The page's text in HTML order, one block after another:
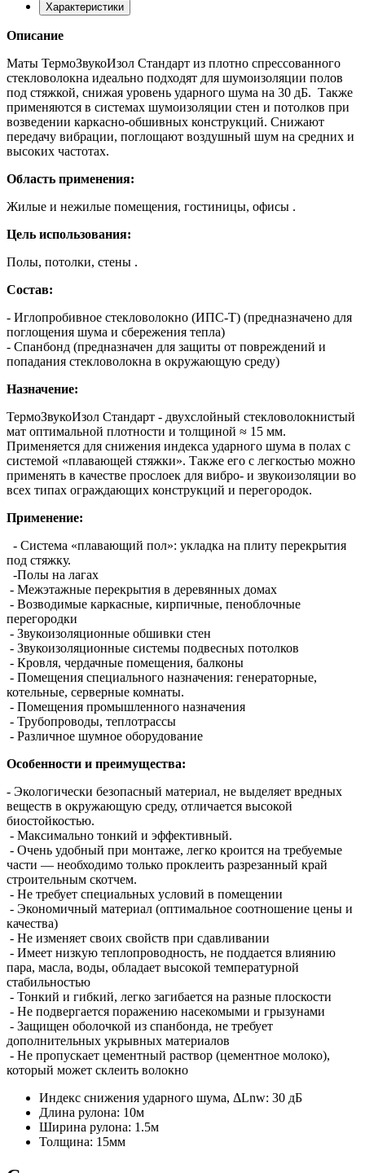
Характеристики
Описание
Маты ТермоЗвукоИзол Стандарт из плотно спрессованного
стекловолокна идеально подходят для шумоизоляции полов
под стяжкой, снижая уровень ударного шума на 30 дБ. Также
применяются в системах шумоизоляции стен и потолков при
возведении каркасно-обшивных конструкций. Снижают
передачу вибрации, поглощают воздушный шум на средних и
высоких частотах.
Область применения:
Жилые и нежилые помещения, гостиницы, офисы .
Цель использования:
Полы, потолки, стены .
Состав:
- Иглопробивное стекловолокно (ИПС-Т) (предназначено для
поглощения шума и сбережения тепла)
- Спанбонд (предназначен для защиты от повреждений и
попадания стекловолокна в окружающую среду)
Назначение:
ТермоЗвукоИзол Стандарт - двухслойный стекловолокнистый
мат оптимальной плотности и толщиной ≈ 15 мм.
Применяется для снижения индекса ударного шума в полах с
системой «плавающей стяжки». Также его с легкостью можно
применять в качестве прослоек для вибро- и звукоизоляции во
всех типах ограждающих конструкций и перегородок.
Применение:
- Система «плавающий пол»: укладка на плиту перекрытия
под стяжку.
-Полы на лагах
- Межэтажные перекрытия в деревянных домах
- Возводимые каркасные, кирпичные, пеноблочные
перегородки
- Звукоизоляционные обшивки стен
- Звукоизоляционные системы подвесных потолков
- Кровля, чердачные помещения, балконы
- Помещения специального назначения: генераторные,
котельные, серверные комнаты.
- Помещения промышленного назначения
- Трубопроводы, теплотрассы
- Различное шумное оборудование
Особенности и преимущества:
- Экологически безопасный материал, не выделяет вредных
веществ в окружающую среду, отличается высокой
биостойкостью.
- Максимально тонкий и эффективный.
- Очень удобный при монтаже, легко кроится на требуемые
части — необходимо только проклеить разрезанный край
строительным скотчем.
- Не требует специальных условий в помещении
- Экономичный материал (оптимальное соотношение цены и
качества)
- Не изменяет своих свойств при сдавливании
- Имеет низкую теплопроводность, не поддается влиянию
пара, масла, воды, обладает высокой температурной
стабильностью
- Тонкий и гибкий, легко загибается на разные плоскости
- Не подвергается поражению насекомыми и грызунами
- Защищен оболочкой из спанбонда, не требует
дополнительных укрывных материалов
- Не пропускает цементный раствор (цементное молоко),
который может склеить волокно
Индекс снижения ударного шума, ΔLnw: 30 дБ
Длина рулона: 10м
Ширина рулона: 1.5м
Толщина: 15мм